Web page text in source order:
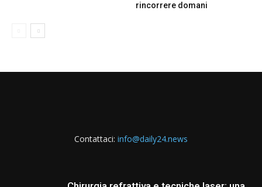
rincorrere domani
Contattaci: info@daily24.news